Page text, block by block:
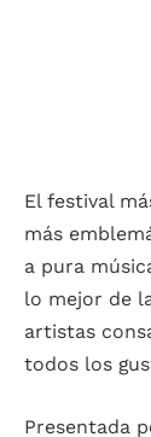
El festival
más
a pura
lo mejor de
artistas
todos los
Presentada